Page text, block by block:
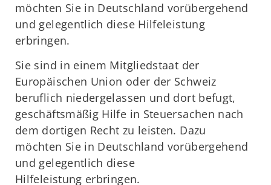
möchten Sie in Deutschland vorübergehend
und gelegentlich diese Hilfeleistung
erbringen.
Sie sind in einem Mitgliedstaat der
Europäischen Union oder der Schweiz
beruflich niedergelassen und dort befugt,
geschäftsmäßig Hilfe in Steuersachen nach
dem dortigen Recht zu leisten. Dazu
möchten Sie in Deutschland vorübergehend
und gelegentlich diese
Hilfeleistung erbringen.